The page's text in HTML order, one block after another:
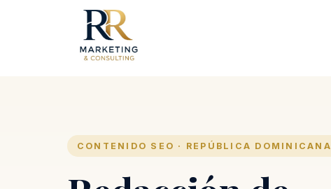
CONTENIDO SEO · REPÚBLICA DOMINICANA